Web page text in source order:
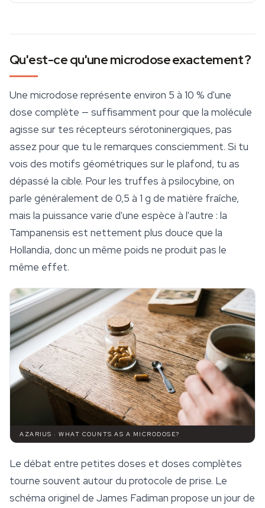
Qu'est-ce qu'une microdose exactement ?
Une microdose représente environ 5 à 10 % d'une
dose complète — suffisamment pour que la molécule
agisse sur tes récepteurs sérotoninergiques, pas
assez pour que tu le remarques consciemment. Si tu
vois des motifs géométriques sur le plafond, tu as
dépassé la cible. Pour les truffes à psilocybine, on
parle généralement de 0,5 à 1 g de matière fraîche,
mais la puissance varie d'une espèce à l'autre : la
Tampanensis est nettement plus douce que la
Hollandia, donc un même poids ne produit pas le
même effet.
AZARIUS · WHAT COUNTS AS A MICRODOSE?
Le débat entre petites doses et doses complètes
tourne souvent autour du protocole de prise. Le
schéma originel de James Fadiman propose un jour de